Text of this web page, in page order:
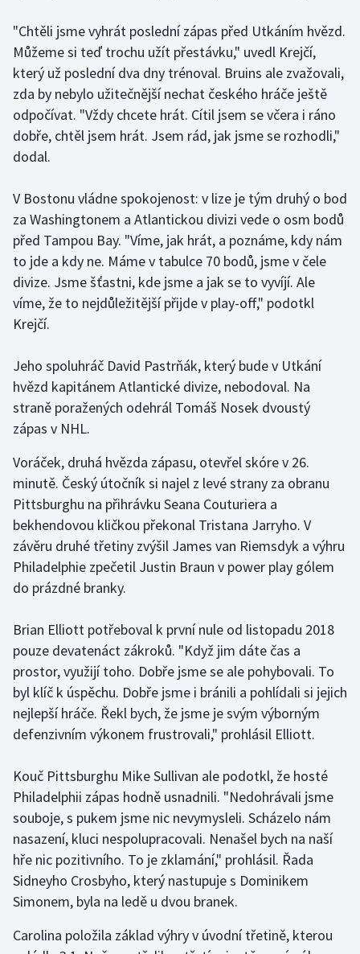
Judo
Krasobruslení
Lezení
Lyže a snowboard
Motorsport
Olympijské hry
Parasport
Plavání
Plážový volejbal
Ragby
Rychlostní kanoistika
Short track
Sportovní střelba
Triatlon
Veslování
Vodní slalom
Ostatní
"Chtěli jsme vyhrát poslední zápas před Utkáním hvězd.
Můžeme si teď trochu užít přestávku," uvedl Krejčí,
který už poslední dva dny trénoval. Bruins ale zvažovali,
zda by nebylo užitečnější nechat českého hráče ještě
odpočívat. "Vždy chcete hrát. Cítil jsem se včera i ráno
dobře, chtěl jsem hrát. Jsem rád, jak jsme se rozhodli,"
dodal.
V Bostonu vládne spokojenost: v lize je tým druhý o bod
za Washingtonem a Atlantickou divizi vede o osm bodů
před Tampou Bay. "Víme, jak hrát, a poznáme, kdy nám
to jde a kdy ne. Máme v tabulce 70 bodů, jsme v čele
divize. Jsme šťastni, kde jsme a jak se to vyvíjí. Ale
víme, že to nejdůležitější přijde v play-off," podotkl
Krejčí.
Jeho spoluhráč David Pastrňák, který bude v Utkání
hvězd kapitánem Atlantické divize, nebodoval. Na
straně poražených odehrál Tomáš Nosek dvoustý
zápas v NHL.
Voráček, druhá hvězda zápasu, otevřel skóre v 26.
minutě. Český útočník si najel z levé strany za obranu
Pittsburghu na přihrávku Seana Couturiera a
bekhendovou kličkou překonal Tristana Jarryho. V
závěru druhé třetiny zvýšil James van Riemsdyk a výhru
Philadelphie zpečetil Justin Braun v power play gólem
do prázdné branky.
Brian Elliott potřeboval k první nule od listopadu 2018
pouze devatenáct zákroků. "Když jim dáte čas a
prostor, využijí toho. Dobře jsme se ale pohybovali. To
byl klíč k úspěchu. Dobře jsme i bránili a pohlídali si jejich
nejlepší hráče. Řekl bych, že jsme je svým výborným
defenzivním výkonem frustrovali," prohlásil Elliott.
Kouč Pittsburghu Mike Sullivan ale podotkl, že hosté
Philadelphii zápas hodně usnadnili. "Nedohrávali jsme
souboje, s pukem jsme nic nevymysleli. Scházelo nám
nasazení, kluci nespolupracovali. Nenašel bych na naší
hře nic pozitivního. To je zklamání," prohlásil. Řada
Sidneyho Crosbyho, který nastupuje s Dominikem
Simonem, byla na ledě u dvou branek.
Carolina položila základ výhry v úvodní třetině, kterou